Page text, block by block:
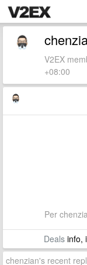
V2EX
+08:00
Per
Dealsinfo,
chenzian's recent